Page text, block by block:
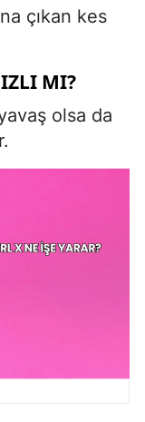
çıkan kes
MI?
olsa da